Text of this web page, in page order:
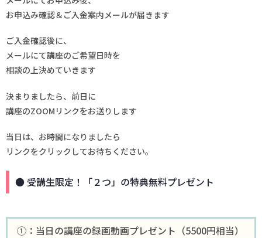
お申込み確認＆ご入金案内メールが届きます
ご入金確認後に、
メールにて講座のご希望日時を
相談の上決めていきます
決まりましたら、前日に
講座のZOOMリンクをお送りします
当日は、お時間になりましたら
リンクをクリックしてお待ちください。
● 受講生限定！「２つ」の特典無料プレゼント
①：当日の講座の録画動画プレゼント（5500円相当）